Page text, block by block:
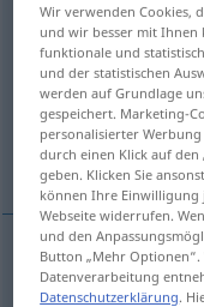
zerrütten [tsɛrˈrʏtən]
Übersicht aller
(Für mehr Details die
arruinar, desunir
arruinar zerrütten
Wir verwenden Cookies,
und wir besser mit Ihnen
funktionale und
und der statistischen
werden auf Grundlage
gespeichert. Marketing-
personalisierter
durch einen Klick auf
geben. Klicken Sie
können Ihre Einwilligung
Webseite widerrufen.
und den
Button „Mehr
Datenverarbeitung
Datenschutzerklärung.